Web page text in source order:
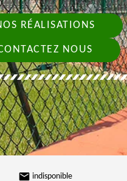
RÉALISATIONS
NOUS
indisponible